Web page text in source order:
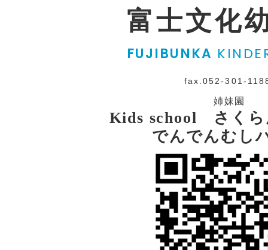
富士文化
FUJIBUNKA
fax.052-301-
姉妹園
Kids school さく
でんでんむし